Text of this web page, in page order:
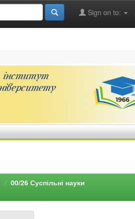
Sign on to:
00/26 Суспільні науки